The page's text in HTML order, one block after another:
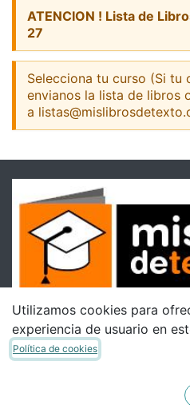
ATENCION ! Lista de
27
Selecciona tu curso (Si tu
envianos la lista de libros
a
Utilizamos cookies para
experiencia de usuario en
Política de cookies